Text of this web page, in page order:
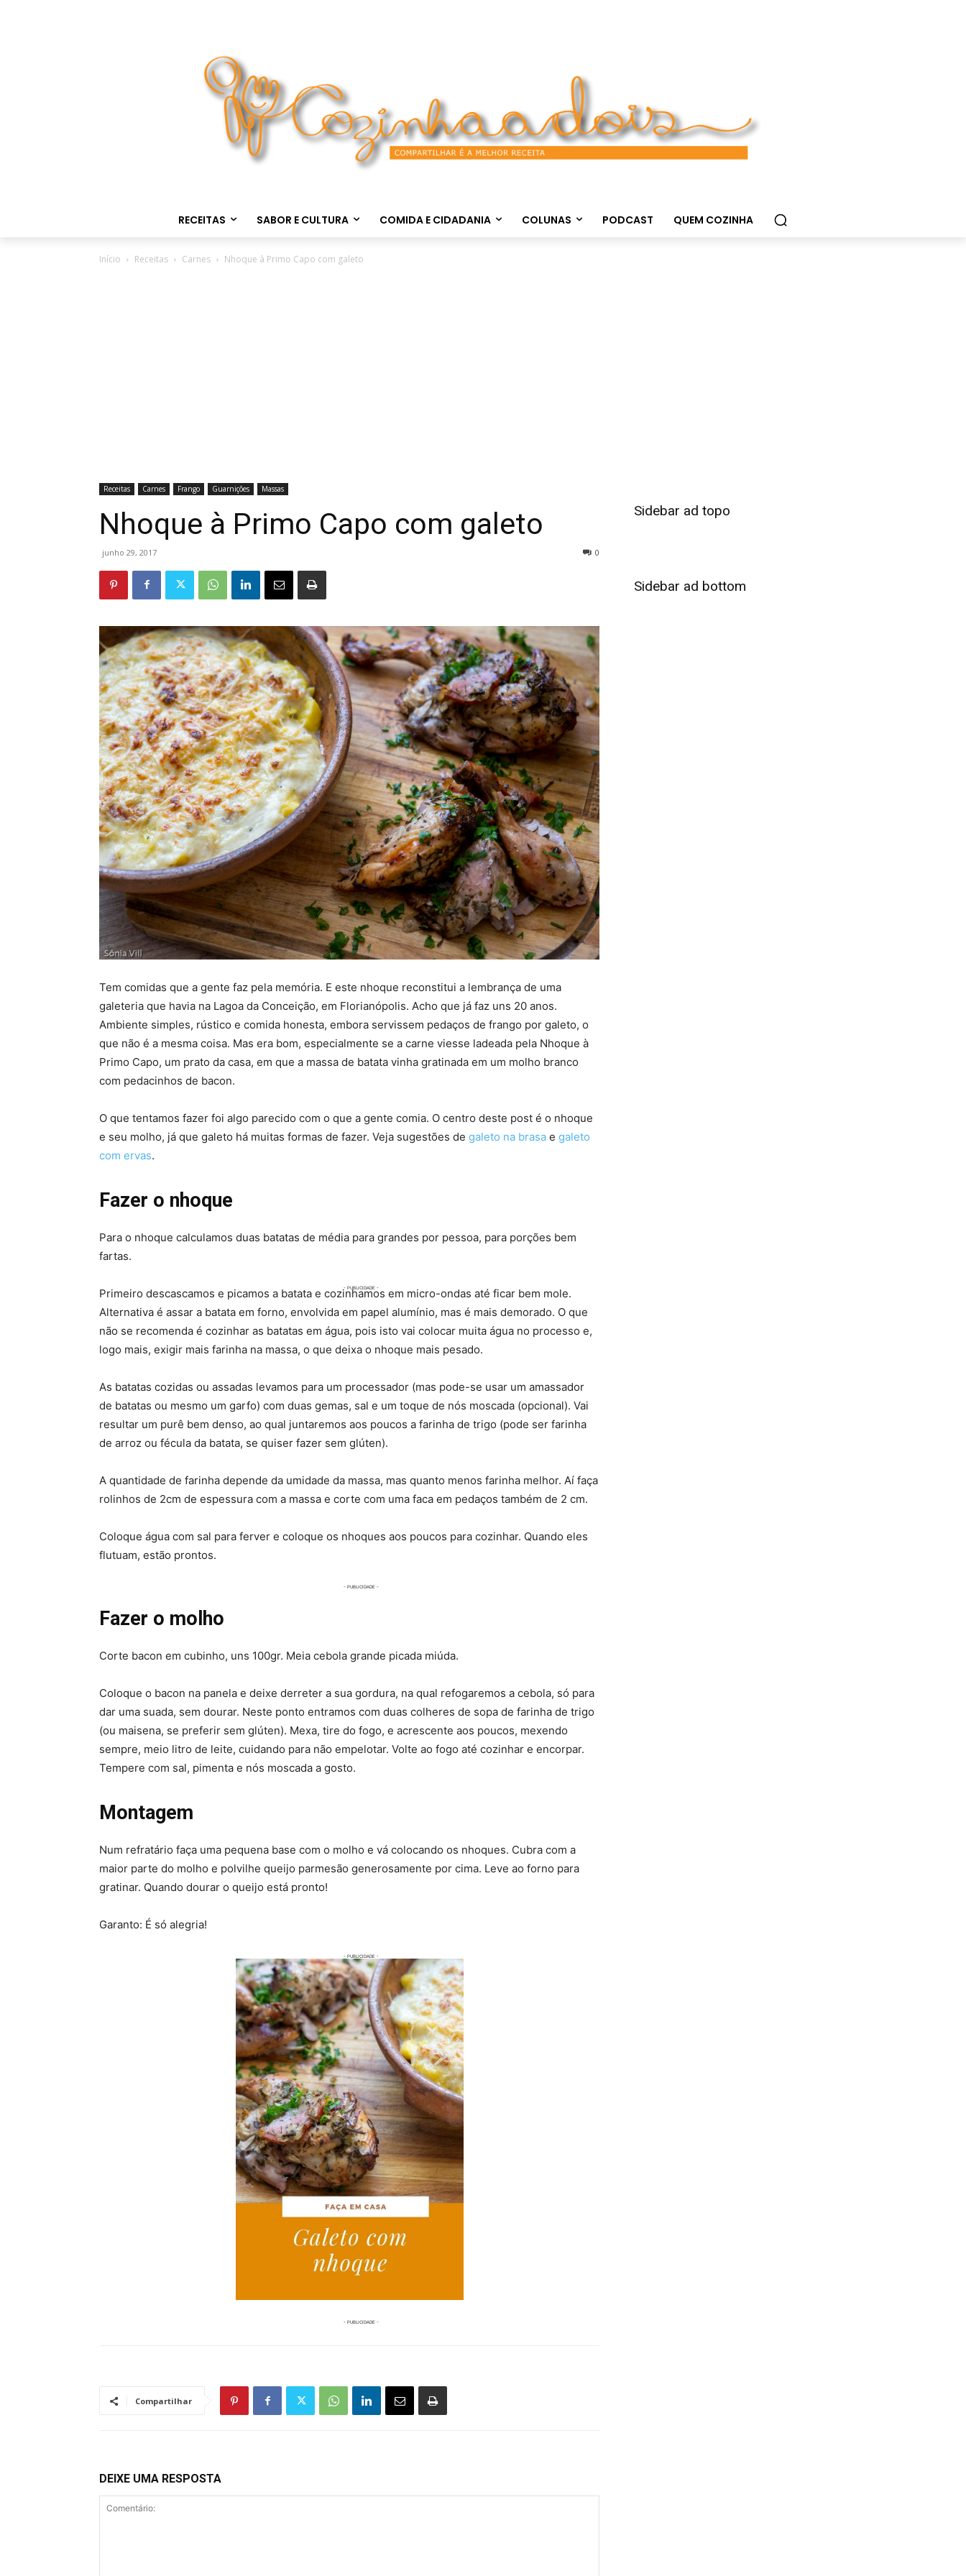
RECEITAS SABOR E CULTURA COMIDA E CIDADANIA COLUNAS PODCAST QUEM COZINHA
Início Receitas Carnes Nhoque à Primo Capo com galeto
Receitas Carnes Frango Guarnições Massas
Nhoque à Primo Capo com galeto
junho 29, 2017 0
Tem comidas que a gente faz pela memória. E este nhoque reconstitui a lembrança de uma
galeteria que havia na Lagoa da Conceição, em Florianópolis. Acho que já faz uns 20 anos.
Ambiente simples, rústico e comida honesta, embora servissem pedaços de frango por galeto, o
que não é a mesma coisa. Mas era bom, especialmente se a carne viesse ladeada pela Nhoque à
Primo Capo, um prato da casa, em que a massa de batata vinha gratinada em um molho branco
com pedacinhos de bacon.
O que tentamos fazer foi algo parecido com o que a gente comia. O centro deste post é o nhoque
e seu molho, já que galeto há muitas formas de fazer. Veja sugestões de galeto na brasa e galeto
com ervas.
Fazer o nhoque
Para o nhoque calculamos duas batatas de média para grandes por pessoa, para porções bem
fartas.
Primeiro descascamos e picamos a batata e cozinhamos em micro-ondas até ficar bem mole.
Alternativa é assar a batata em forno, envolvida em papel alumínio, mas é mais demorado. O que
não se recomenda é cozinhar as batatas em água, pois isto vai colocar muita água no processo e,
logo mais, exigir mais farinha na massa, o que deixa o nhoque mais pesado.
As batatas cozidas ou assadas levamos para um processador (mas pode-se usar um amassador
de batatas ou mesmo um garfo) com duas gemas, sal e um toque de nós moscada (opcional). Vai
resultar um purê bem denso, ao qual juntaremos aos poucos a farinha de trigo (pode ser farinha
de arroz ou fécula da batata, se quiser fazer sem glúten).
A quantidade de farinha depende da umidade da massa, mas quanto menos farinha melhor. Aí faça
rolinhos de 2cm de espessura com a massa e corte com uma faca em pedaços também de 2 cm.
Coloque água com sal para ferver e coloque os nhoques aos poucos para cozinhar. Quando eles
flutuam, estão prontos.
Fazer o molho
Corte bacon em cubinho, uns 100gr. Meia cebola grande picada miúda.
Coloque o bacon na panela e deixe derreter a sua gordura, na qual refogaremos a cebola, só para
dar uma suada, sem dourar. Neste ponto entramos com duas colheres de sopa de farinha de trigo
(ou maisena, se preferir sem glúten). Mexa, tire do fogo, e acrescente aos poucos, mexendo
sempre, meio litro de leite, cuidando para não empelotar. Volte ao fogo até cozinhar e encorpar.
Tempere com sal, pimenta e nós moscada a gosto.
Montagem
Num refratário faça uma pequena base com o molho e vá colocando os nhoques. Cubra com a
maior parte do molho e polvilhe queijo parmesão generosamente por cima. Leve ao forno para
gratinar. Quando dourar o queijo está pronto!
Garanto: É só alegria!
Compartilhar
DEIXE UMA RESPOSTA
Sidebar ad topo
Sidebar ad bottom